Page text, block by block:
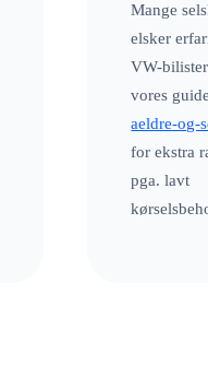
Mange
elsker
VW-
vores
aeldre-og-
for ekstra
pga. lavt